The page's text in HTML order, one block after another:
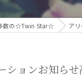
数の☆Twin Star☆ ア
ションお知ら